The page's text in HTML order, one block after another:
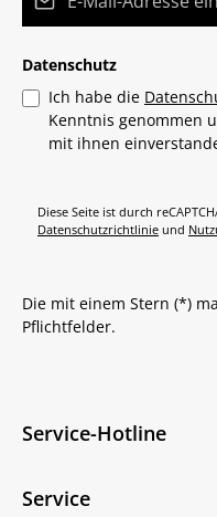
Datenschutz
Ich habe die
Kenntnis genommen
mit ihnen
Diese Seite ist durch
Datenschutzrichtlinie und
Die mit einem Stern (*)
Pflichtfelder.
Service-Hotline
Service